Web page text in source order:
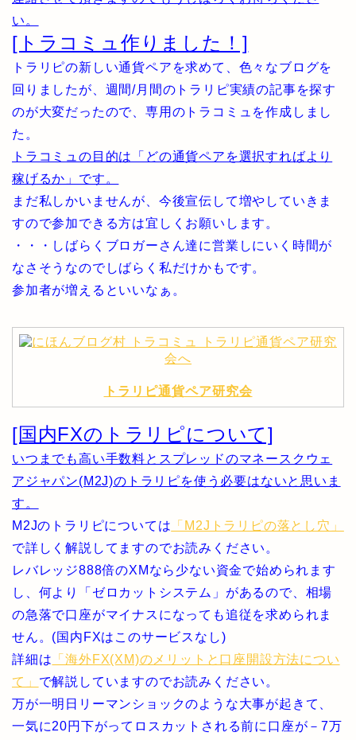
い。
[トラコミュ作りました！]
トラリピの新しい通貨ペアを求めて、色々なブログを
回りましたが、週間/月間のトラリピ実績の記事を探す
のが大変だったので、専用のトラコミュを作成しまし
た。
トラコミュの目的は「どの通貨ペアを選択すればより
稼げるか」です。
まだ私しかいませんが、今後宣伝して増やしていきま
すので参加できる方は宜しくお願いします。
・・・しばらくブロガーさん達に営業しにいく時間が
なさそうなのでしばらく私だけかもです。
参加者が増えるといいなぁ。
トラリピ通貨ペア研究会
[国内FXのトラリピについて]
いつまでも高い手数料とスプレッドのマネースクウェ
アジャパン(M2J)のトラリピを使う必要はないと思いま
す。
M2Jのトラリピについては 「M2Jトラリピの落とし穴」
で詳しく解説してますのでお読みください。
レバレッジ888倍のXMなら少ない資金で始められます
し、何より「ゼロカットシステム」があるので、相場
の急落で口座がマイナスになっても追従を求められま
せん。(国内FXはこのサービスなし)
詳細は 「海外FX(XM)のメリットと口座開設方法につい
て」 で解説していますのでお読みください。
万が一明日リーマンショックのような大事が起きて、
一気に20円下がってロスカットされる前に口座が－7万